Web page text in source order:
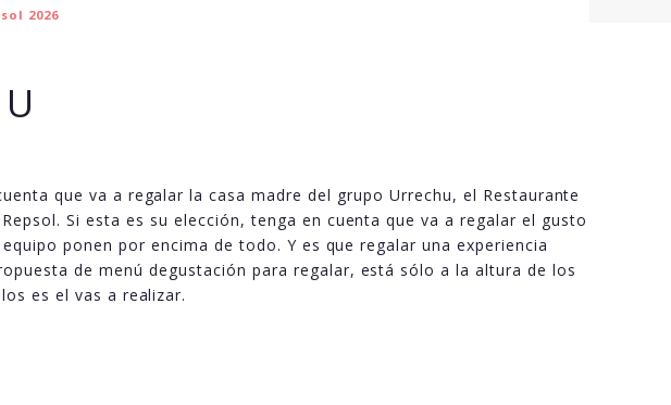
2026
que va a regalar la casa madre del grupo Urrechu, el Restaurante
Si esta es su elección, tenga en cuenta que va a regalar el gusto
ponen por encima de todo. Y es que regalar una experiencia
de menú degustación para regalar, está sólo a la altura de los
es el vas a realizar.